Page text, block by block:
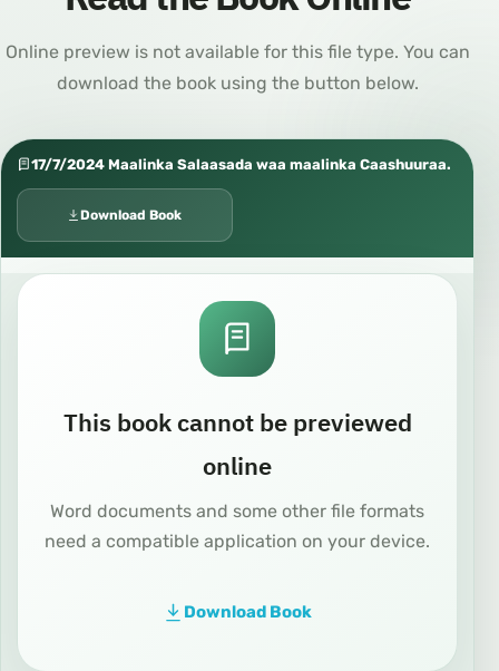
Online preview is not available for this file type. You can
download the book using the button below.
17/7/2024 Maalinka Salaasada waa maalinka Caashuuraa.
Download Book
This book cannot be previewed
online
Word documents and some other file formats
need a compatible application on your device.
Download Book